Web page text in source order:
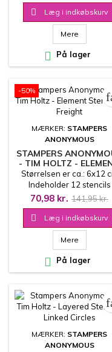
 Læg i indkøbskurv
Mere
 På lager
-50%
MÆRKER: STAMPERS
ANONYMOUS
STAMPERS
- TIM HOLTZ -
STENCILS -
Størrelsen er ca.: 6x12
Indeholder 12 stencils
70,98 kr. 141,95 kr.

Læg i indkøbskurv
Mere
 På lager
MÆRKER: STAMPERS
ANONYMOUS